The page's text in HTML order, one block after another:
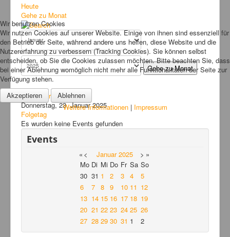
Bilder
News
Links
FAQ
Hansefit
Kontakt
Heute
Gehe zu Monat
Gehe zu Monat
Vorheriger Tag
Donnerstag, 23. Januar 2025
Folgetag
Es wurden keine Events gefunden
Events
« < Januar 2025 > »
Mo Di Mi Do Fr Sa So
30 31 1 2 3 4
5
6
7 8 9 10 11 12
13 14 15 16 17 18 19
20 21 22 23 24 25 26
27 28 29 30 31 1 2
Wir benutzen Cookies
Wir nutzen Cookies auf unserer Website. Einige von ihnen sind essenziell für
den Betrieb der Seite, während andere uns helfen, diese Website und die
Nutzererfahrung zu verbessern (Tracking Cookies). Sie können selbst
entscheiden, ob Sie die Cookies zulassen möchten. Bitte beachten Sie, dass
bei einer Ablehnung womöglich nicht mehr alle Funktionalitäten der Seite zur
Verfügung stehen.
Akzeptieren
Ablehnen
Weitere Informationen| Impressum